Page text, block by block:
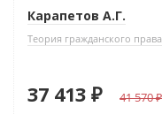
Карапетов А.Г.
Теория гражданского права
37 413 ₽ 41 570